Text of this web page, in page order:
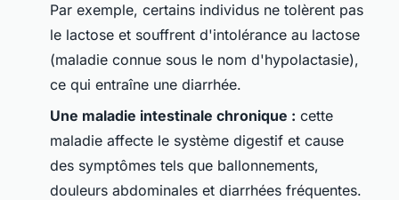
Par exemple, certains individus ne tolèrent pas
le lactose et souffrent d'intolérance au lactose
(maladie connue sous le nom d'hypolactasie),
ce qui entraîne une diarrhée.
Une maladie intestinale chronique : cette
maladie affecte le système digestif et cause
des symptômes tels que ballonnements,
douleurs abdominales et diarrhées fréquentes.